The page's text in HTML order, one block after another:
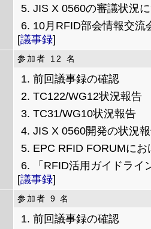
JIS X 0560の審議状況
10月RFID部会情報交流
[議事録]
参加者 12 名
前回議事録の確認
TC122/WG12状況報告
TC31/WG10状況報告
JIS X 0560開発の状況
EPC RFID FORUMに
「RFID活用ガイドラ
[議事録]
参加者 9 名
前回議事録の確認